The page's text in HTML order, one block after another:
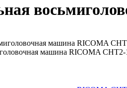
машина RICOMA